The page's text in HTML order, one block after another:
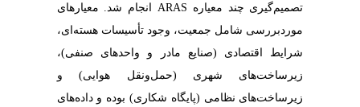
تصمیم‌گیری چند معیاره ARAS انجام شد. معیارهای
موردبررسی شامل جمعیت، وجود تأسیسات هسته‌ای،
شرایط اقتصادی (صنایع مادر و واحدهای صنفی)،
زیرساخت‌های شهری (حمل‌ونقل هوایی) و
زیرساخت‌های نظامی (پایگاه شکاری) بوده و داده‌های